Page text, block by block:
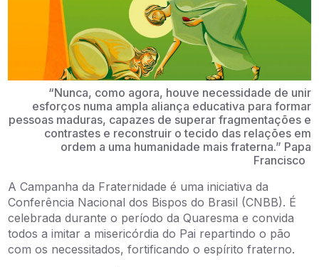
“Nunca, como agora, houve necessidade de unir
esforços numa ampla aliança educativa para formar
pessoas maduras, capazes de superar fragmentações e
contrastes e reconstruir o tecido das relações em
ordem a uma humanidade mais fraterna.” Papa
Francisco
A Campanha da Fraternidade é uma iniciativa da
Conferência Nacional dos Bispos do Brasil (CNBB). É
celebrada durante o período da Quaresma e convida
todos a imitar a misericórdia do Pai repartindo o pão
com os necessitados, fortificando o espírito fraterno.